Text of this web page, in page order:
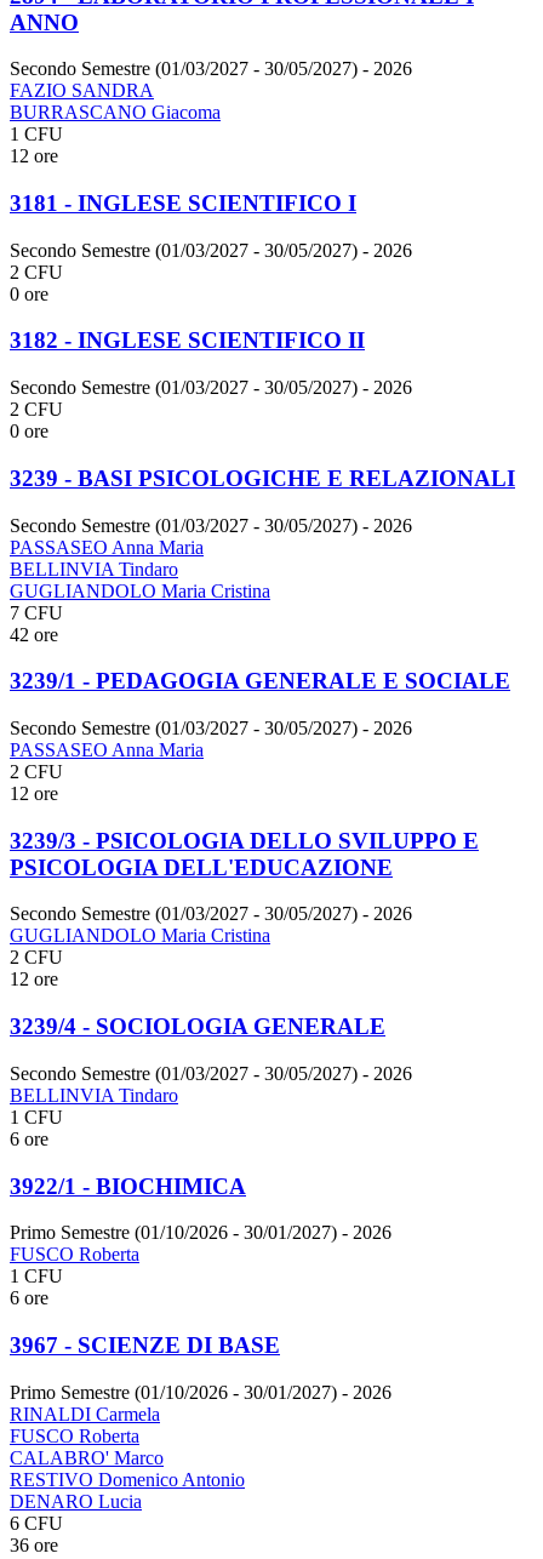
ANNO
Secondo Semestre (01/03/2027 - 30/05/2027) - 2026
FAZIO SANDRA
BURRASCANO Giacoma
1 CFU
12 ore
3181 - INGLESE SCIENTIFICO I
Secondo Semestre (01/03/2027 - 30/05/2027) - 2026
2 CFU
0 ore
3182 - INGLESE SCIENTIFICO II
Secondo Semestre (01/03/2027 - 30/05/2027) - 2026
2 CFU
0 ore
3239 - BASI PSICOLOGICHE E RELAZIONALI
Secondo Semestre (01/03/2027 - 30/05/2027) - 2026
PASSASEO Anna Maria
BELLINVIA Tindaro
GUGLIANDOLO Maria Cristina
7 CFU
42 ore
3239/1 - PEDAGOGIA GENERALE E SOCIALE
Secondo Semestre (01/03/2027 - 30/05/2027) - 2026
PASSASEO Anna Maria
2 CFU
12 ore
3239/3 - PSICOLOGIA DELLO SVILUPPO E
PSICOLOGIA DELL'EDUCAZIONE
Secondo Semestre (01/03/2027 - 30/05/2027) - 2026
GUGLIANDOLO Maria Cristina
2 CFU
12 ore
3239/4 - SOCIOLOGIA GENERALE
Secondo Semestre (01/03/2027 - 30/05/2027) - 2026
BELLINVIA Tindaro
1 CFU
6 ore
3922/1 - BIOCHIMICA
Primo Semestre (01/10/2026 - 30/01/2027) - 2026
FUSCO Roberta
1 CFU
6 ore
3967 - SCIENZE DI BASE
Primo Semestre (01/10/2026 - 30/01/2027) - 2026
RINALDI Carmela
FUSCO Roberta
CALABRO' Marco
RESTIVO Domenico Antonio
DENARO Lucia
6 CFU
36 ore